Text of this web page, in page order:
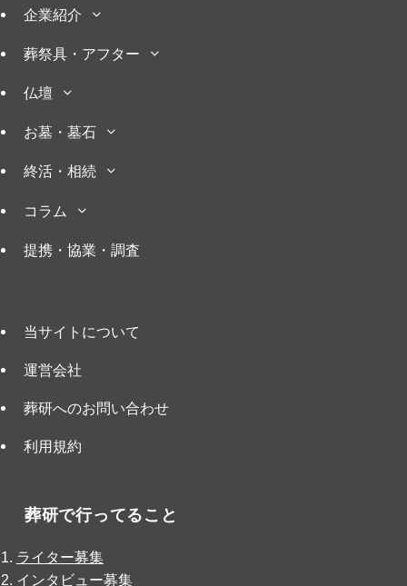
企業紹介
葬祭具・アフター
仏壇
お墓・墓石
終活・相続
コラム
提携・協業・調査
当サイトについて
運営会社
葬研へのお問い合わせ
利用規約
葬研で行ってること
ライター募集
インタビュー募集